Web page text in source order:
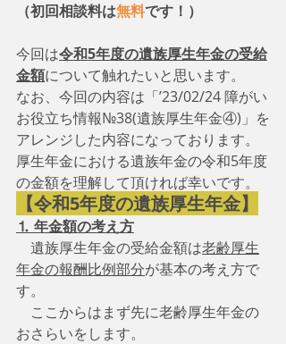
（初回相談料は無料です！）
今回は令和5年度の遺族厚生年金の受給
金額について触れたいと思います。
なお、今回の内容は「’23/02/24 障がい
お役立ち情報№38(遺族厚生年金④)」を
アレンジした内容になっております。
厚生年金における遺族年金の令和5年度
の金額を理解して頂ければ幸いです。
【令和5年度の遺族厚生年金】
⒈ 年金額の考え方
遺族厚生年金の受給金額は老齢厚生
年金の報酬比例部分が基本の考え方で
す。
ここからはまず先に老齢厚生年金の
おさらいをします。